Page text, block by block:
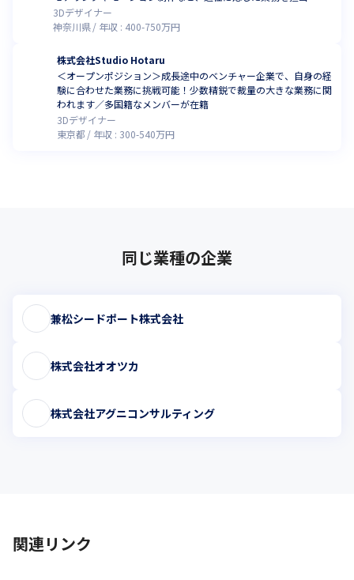
3Dデザイナー
神奈川県
年収 : 400-750万円
株式会社Studio Hotaru
＜オープンポジション＞成長途中のベンチャー企業で、自身の経
験に合わせた業務に挑戦可能！少数精鋭で裁量の大きな業務に関
われます／多国籍なメンバーが在籍
3Dデザイナー
東京都
年収 : 300-540万円
同じ業種の企業
兼松シードポート株式会社
株式会社オオツカ
株式会社アグニコンサルティング
関連リンク